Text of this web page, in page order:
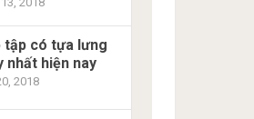
tập có tựa lưng
nhất hiện nay
2018